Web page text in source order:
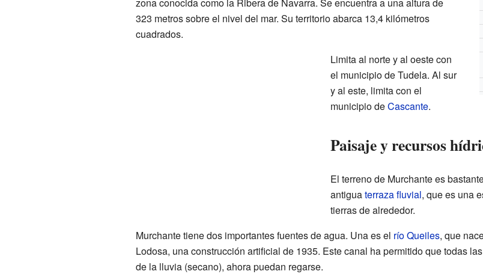
323 metros sobre el nivel del mar. Su territorio abarca 13,4 kilómetros
cuadrados.
Limita al norte y al oeste con
el municipio de Tudela. Al sur
y al este, limita con el
municipio deCascante.
Paisaje y recursos
El terreno de Murchante es
antiguaterraza fluvial, que es una
tierras de alrededor.
Murchante tiene dos importantes fuentes de agua. Una es el río Queiles, que
Lodosa, una construcción artificial de 1935. Este canal ha permitido que todas
de la lluvia (secano), ahora puedan regarse.